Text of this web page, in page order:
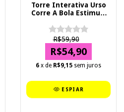
Torre Interativa Urso
Corre A Bola Estimula
R$59,90
R$54,90
6 x de R$9,15 sem juros
ESPIAR